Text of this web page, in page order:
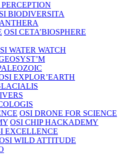
BIODIVERSITA
OSI CETA’BIOSPHERE
WATER WATCH
EXPLOR’EARTH
OSI DRONE FOR SCIENCE
OSI CHIP HACKADEMY
EXCELLENCE
WILD ATTITUDE